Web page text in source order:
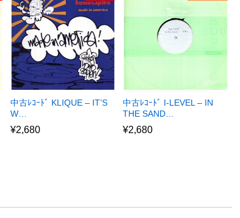
中古ﾚｺｰﾄﾞ KLIQUE – IT’S
W…
¥2,680
中古ﾚｺｰﾄﾞ I-LEVEL – IN
THE SAND…
¥2,680